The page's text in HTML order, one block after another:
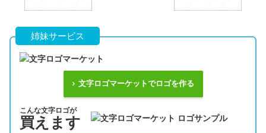
姉妹サービス
文字ロゴマーケットでロゴを作る
こんな文字ロゴが
買えます